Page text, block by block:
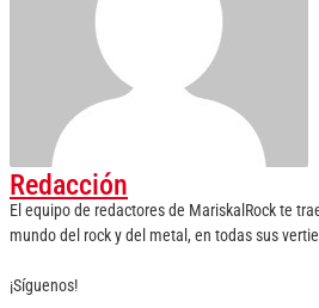
Redacción
El equipo de redactores de MariskalRock te
mundo del rock y del metal, en todas sus
¡Síguenos!